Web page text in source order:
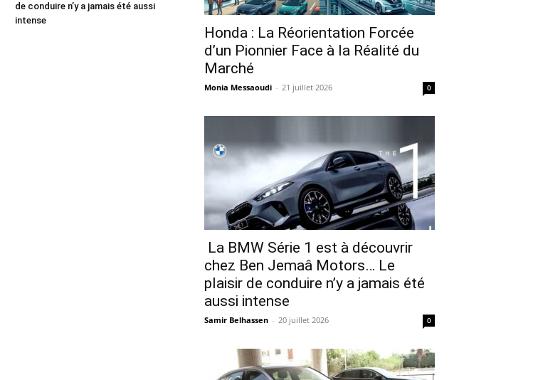
de conduire n’y a jamais été aussi
intense
Honda : La Réorientation Forcée
d’un Pionnier Face à la Réalité du
Marché
Monia Messaoudi - 21 juillet 2026 0
La BMW Série 1 est à découvrir
chez Ben Jemaâ Motors… Le
plaisir de conduire n’y a jamais été
aussi intense
Samir Belhassen - 20 juillet 2026 0